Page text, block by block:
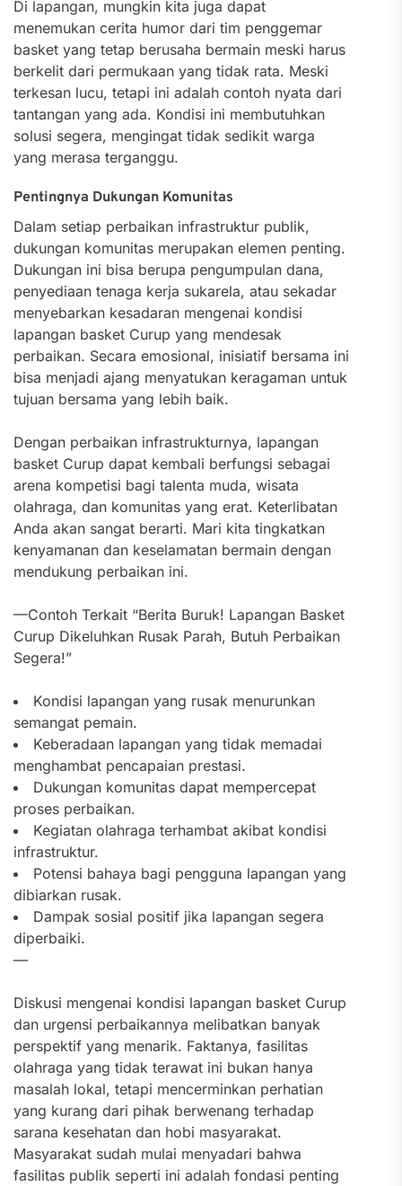
Di lapangan, mungkin kita juga dapat
menemukan cerita humor dari tim penggemar
basket yang tetap berusaha bermain meski harus
berkelit dari permukaan yang tidak rata. Meski
terkesan lucu, tetapi ini adalah contoh nyata dari
tantangan yang ada. Kondisi ini membutuhkan
solusi segera, mengingat tidak sedikit warga
yang merasa terganggu.
Pentingnya Dukungan Komunitas
Dalam setiap perbaikan infrastruktur publik,
dukungan komunitas merupakan elemen penting.
Dukungan ini bisa berupa pengumpulan dana,
penyediaan tenaga kerja sukarela, atau sekadar
menyebarkan kesadaran mengenai kondisi
lapangan basket Curup yang mendesak
perbaikan. Secara emosional, inisiatif bersama ini
bisa menjadi ajang menyatukan keragaman untuk
tujuan bersama yang lebih baik.
Dengan perbaikan infrastrukturnya, lapangan
basket Curup dapat kembali berfungsi sebagai
arena kompetisi bagi talenta muda, wisata
olahraga, dan komunitas yang erat. Keterlibatan
Anda akan sangat berarti. Mari kita tingkatkan
kenyamanan dan keselamatan bermain dengan
mendukung perbaikan ini.
—Contoh Terkait “Berita Buruk! Lapangan Basket
Curup Dikeluhkan Rusak Parah, Butuh Perbaikan
Segera!”
Kondisi lapangan yang rusak menurunkan
semangat pemain.
Keberadaan lapangan yang tidak memadai
menghambat pencapaian prestasi.
Dukungan komunitas dapat mempercepat
proses perbaikan.
Kegiatan olahraga terhambat akibat kondisi
infrastruktur.
Potensi bahaya bagi pengguna lapangan yang
dibiarkan rusak.
Dampak sosial positif jika lapangan segera
diperbaiki.
—
Diskusi mengenai kondisi lapangan basket Curup
dan urgensi perbaikannya melibatkan banyak
perspektif yang menarik. Faktanya, fasilitas
olahraga yang tidak terawat ini bukan hanya
masalah lokal, tetapi mencerminkan perhatian
yang kurang dari pihak berwenang terhadap
sarana kesehatan dan hobi masyarakat.
Masyarakat sudah mulai menyadari bahwa
fasilitas publik seperti ini adalah fondasi penting